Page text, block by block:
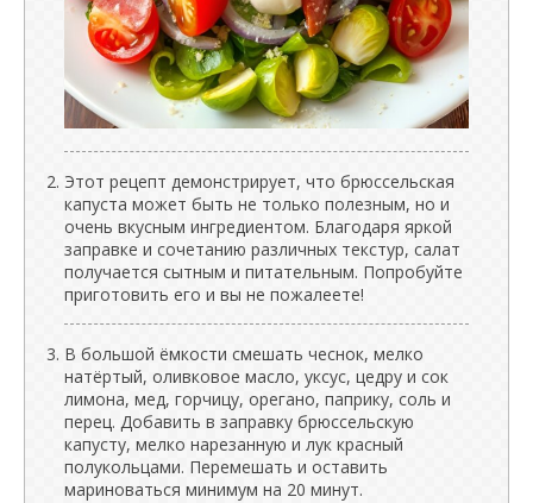
Этот рецепт демонстрирует, что брюссельская
капуста может быть не только полезным, но и
очень вкусным ингредиентом. Благодаря яркой
заправке и сочетанию различных текстур, салат
получается сытным и питательным. Попробуйте
приготовить его и вы не пожалеете!
В большой ёмкости смешать чеснок, мелко
натёртый, оливковое масло, уксус, цедру и сок
лимона, мед, горчицу, орегано, паприку, соль и
перец. Добавить в заправку брюссельскую
капусту, мелко нарезанную и лук красный
полукольцами. Перемешать и оставить
мариноваться минимум на 20 минут.